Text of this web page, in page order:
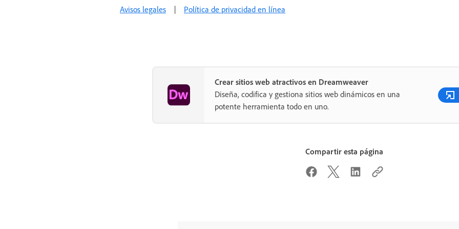
Avisos legales | Política de privacidad en línea
Crear sitios web atractivos en Dreamweaver
Diseña, codifica y gestiona sitios web dinámicos en una
potente herramienta todo en uno.
Compartir esta página